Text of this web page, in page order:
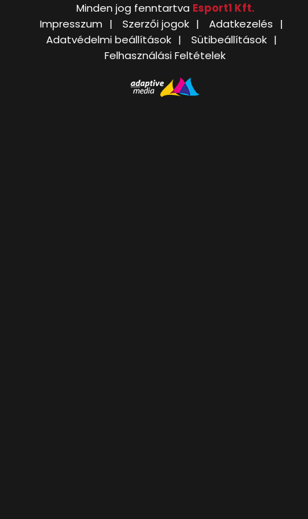
Minden jog fenntartva Esport1 Kft.
Impresszum
Szerzői jogok
Adatkezelés
Adatvédelmi beállítások
Sütibeállítások
Felhasználási Feltételek